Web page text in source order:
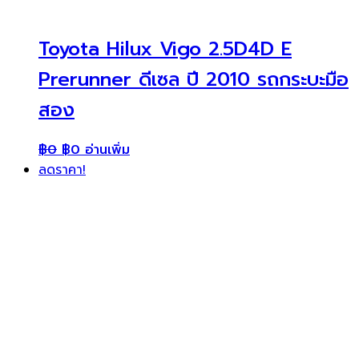
Toyota Hilux Vigo 2.5D4D E
Prerunner ดีเซล ปี 2010 รถกระบะมือ
สอง
฿0 ฿0 อ่านเพิ่ม
ลดราคา!